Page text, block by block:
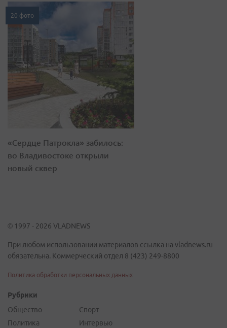
20 фото
«Сердце Патрокла» забилось:
во Владивостоке открыли
новый сквер
© 1997 - 2026 VLADNEWS
При любом использовании материалов ссылка на vladnews.ru
обязательна. Коммерческий отдел 8 (423) 249-8800
Политика обработки персональных данных
Рубрики
Общество
Политика
Спорт
Интервью